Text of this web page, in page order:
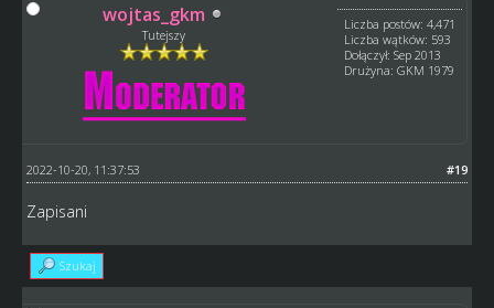
wojtas_gkm
Tutejszy
Liczba postów: 4,471
Liczba wątków: 593
Dołączył: Sep 2013
Drużyna: GKM 1979
#19
2022-10-20, 11:37:53
Zapisani
Szukaj